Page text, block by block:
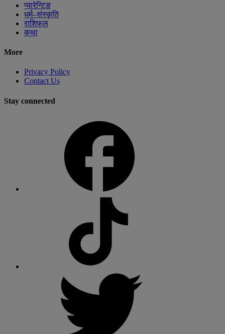
प्यारेन्टिङ
धर्म–संस्कृति
राशिफल
कथा
More
Privacy Policy
Contact Us
Stay connected